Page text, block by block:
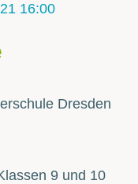
16:00
Dresden
9 und 10